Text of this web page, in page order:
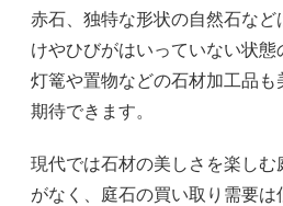
赤石、独特な形状の自然石など
けやひびがはいっていない状態
灯篭や置物などの石材加工品
期待できます。
現代では石材の美しさを楽し
がなく、庭石の買い取り需要